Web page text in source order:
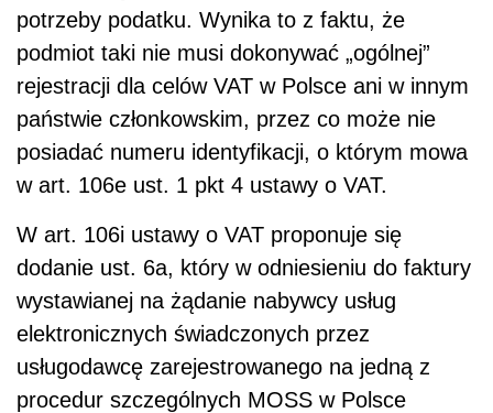
potrzeby podatku. Wynika to z faktu, że
podmiot taki nie musi dokonywać „ogólnej”
rejestracji dla celów VAT w Polsce ani w innym
państwie członkowskim, przez co może nie
posiadać numeru identyfikacji, o którym mowa
w art. 106e ust. 1 pkt 4 ustawy o VAT.
W art. 106i ustawy o VAT proponuje się
dodanie ust. 6a, który w odniesieniu do faktury
wystawianej na żądanie nabywcy usług
elektronicznych świadczonych przez
usługodawcę zarejestrowanego na jedną z
procedur szczególnych MOSS w Polsce